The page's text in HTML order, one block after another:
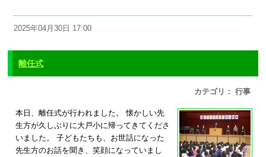
2025年04月30日 17:00
離任式
カテゴリ： 行事
本日、離任式が行われました。 懐かしい先
生方が久しぶりに大戸小に帰ってきてくださ
いました。 子どもたちも、お世話になった
先生方のお話を聞き、笑顔になっていまし